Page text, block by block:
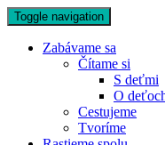
Toggle navigation
Zabávame sa
Čítame si
S deťmi
O
Cestujeme
Tvoríme